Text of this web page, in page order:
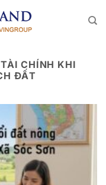
CHÍNH KHI
ĐẤT